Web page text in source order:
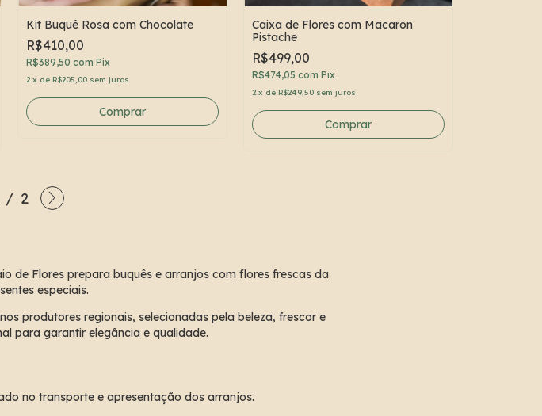
Kit Buquê Rosa com Chocolate
R$410,00
R$389,50 com Pix
2 x de R$205,00 sem juros
Caixa de Flores com Macaron
Pistache
R$499,00
R$474,05 com Pix
2 x de R$249,50 sem juros
/ 2
de Flores prepara buquês e arranjos com flores frescas da
especiais.
produtores regionais, selecionadas pela beleza, frescor e
para garantir elegância e qualidade.
no transporte e apresentação dos arranjos.